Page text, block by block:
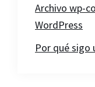
Archivo wp-
WordPress
Por qué sigo